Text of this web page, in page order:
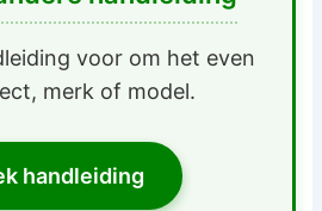
voor om het even
merk of model.
handleiding